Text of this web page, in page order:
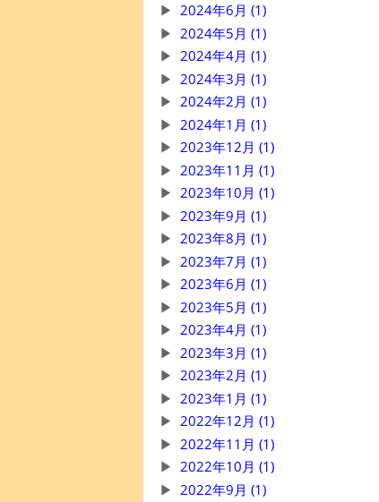
2024年6月 (1)
2024年5月 (1)
2024年4月 (1)
2024年3月 (1)
2024年2月 (1)
2024年1月 (1)
2023年12月 (1)
2023年11月 (1)
2023年10月 (1)
2023年9月 (1)
2023年8月 (1)
2023年7月 (1)
2023年6月 (1)
2023年5月 (1)
2023年4月 (1)
2023年3月 (1)
2023年2月 (1)
2023年1月 (1)
2022年12月 (1)
2022年11月 (1)
2022年10月 (1)
2022年9月 (1)